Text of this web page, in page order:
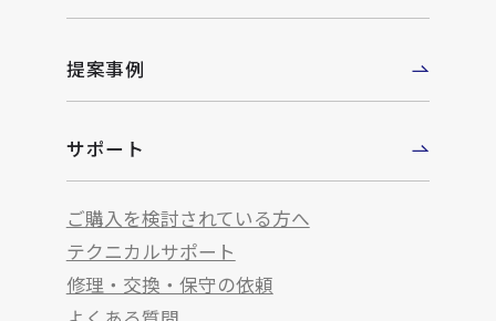
提案事例
サポート
ご購入を検討されている方へ
テクニカルサポート
修理・交換・保守の依頼